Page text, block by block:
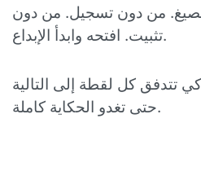
من دون تسجيل. من دون
تثبيت. افتحه وابدأ الإبداع.
تتدفق كل لقطة إلى التالية
حتى تغدو الحكاية كاملة.